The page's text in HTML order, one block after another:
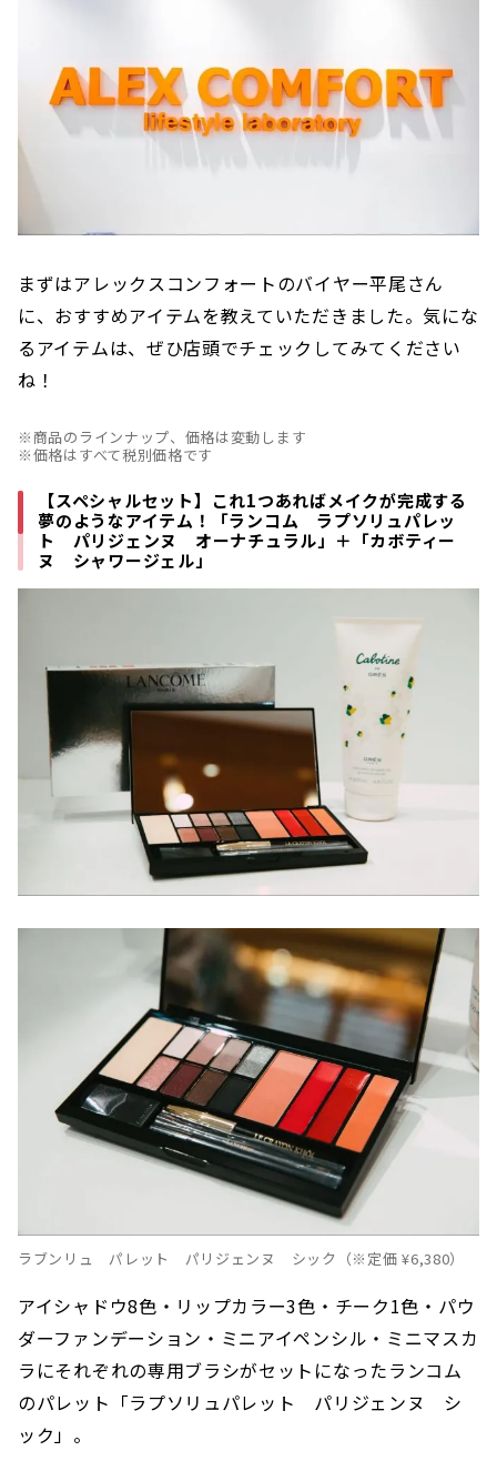
まずはアレックスコンフォートのバイヤー平尾さん
に、おすすめアイテムを教えていただきました。気にな
るアイテムは、ぜひ店頭でチェックしてみてください
ね！
※商品のラインナップ、価格は変動します
※価格はすべて税別価格です
【スペシャルセット】これ1つあればメイクが完成する
夢のようなアイテム！「ランコム ラプソリュパレッ
ト パリジェンヌ オーナチュラル」＋「カボティー
ヌ シャワージェル」
ラブンリュ パレット パリジェンヌ シック（※定価 ¥6,380）
アイシャドウ8色・リップカラー3色・チーク1色・パウ
ダーファンデーション・ミニアイペンシル・ミニマスカ
ラにそれぞれの専用ブラシがセットになったランコム
のパレット「ラプソリュパレット パリジェンヌ シ
ック」。